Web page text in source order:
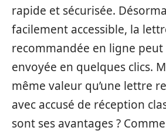
rapide et sécurisée.
facilement accessible, la
recommandée en ligne
envoyée en quelques clics.
même valeur qu’une lettre
avec accusé de réception
sont ses avantages ?